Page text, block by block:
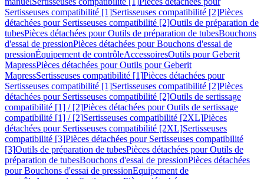
Sertisseuses compatibilité [1]Sertisseuses compatibilité [2]Pièces
détachées pour Sertisseuses compatibilité [2]Outils de préparation de
tubesPièces détachées pour Outils de préparation de tubesBouchons
d'essai de pressionPièces détachées pour Bouchons d'essai de
pressionÉquipement de contrôleAccessoiresOutils pour Geberit
MapressPièces détachées pour Outils pour Geberit
MapressSertisseuses compatibilité [1]Pièces détachées pour
Sertisseuses compatibilité [1]Sertisseuses compatibilité [2]Pièces
détachées pour Sertisseuses compatibilité [2]Outils de sertissage
compatibilité [1] / [2]Pièces détachées pour Outils de sertissage
compatibilité [1] / [2]Sertisseuses compatibilité [2XL]Pièces
détachées pour Sertisseuses compatibilité [2XL]Sertisseuses
compatibilité [3]Pièces détachées pour Sertisseuses compatibilité
[3]Outils de préparation de tubesPièces détachées pour Outils de
préparation de tubesBouchons d'essai de pressionPièces détachées
pour Bouchons d'essai de pressionEquipement de